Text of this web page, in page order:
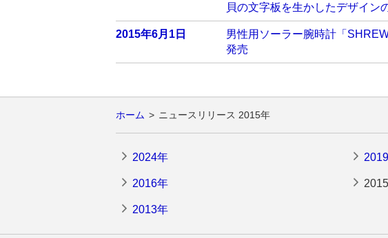
貝の文字板を生かしたデザイン
2015年6月1日
男性用ソーラー腕時計「
発売
ホーム ニュースリリース 2015年
2024年
2016年
2013年